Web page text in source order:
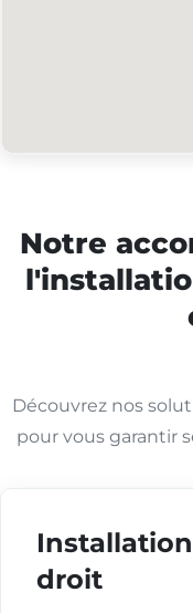
Notre
Découvrez nos
pour vous garantir
droit